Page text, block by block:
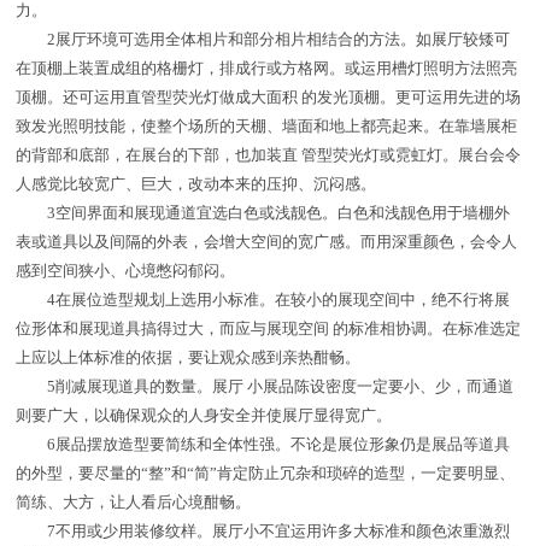
力。
2展厅环境可选用全体相片和部分相片相结合的方法。如展厅较矮可
在顶棚上装置成组的格栅灯，排成行或方格网。或运用槽灯照明方法照亮
顶棚。还可运用直管型荧光灯做成大面积 的发光顶棚。更可运用先进的场
致发光照明技能，使整个场所的天棚、墙面和地上都亮起来。在靠墙展柜
的背部和底部，在展台的下部，也加装直 管型荧光灯或霓虹灯。展台会令
人感觉比较宽广、巨大，改动本来的压抑、沉闷感。
3空间界面和展现通道宜选白色或浅靓色。白色和浅靓色用于墙棚外
表或道具以及间隔的外表，会增大空间的宽广感。而用深重颜色，会令人
感到空间狭小、心境憋闷郁闷。
4在展位造型规划上选用小标准。在较小的展现空间中，绝不行将展
位形体和展现道具搞得过大，而应与展现空间 的标准相协调。在标准选定
上应以上体标准的依据，要让观众感到亲热酣畅。
5削减展现道具的数量。展厅 小展品陈设密度一定要小、少，而通道
则要广大，以确保观众的人身安全并使展厅显得宽广。
6展品摆放造型要简练和全体性强。不论是展位形象仍是展品等道具
的外型，要尽量的“整”和“简”肯定防止冗杂和琐碎的造型，一定要明显、
简练、大方，让人看后心境酣畅。
7不用或少用装修纹样。展厅小不宜运用许多大标准和颜色浓重激烈